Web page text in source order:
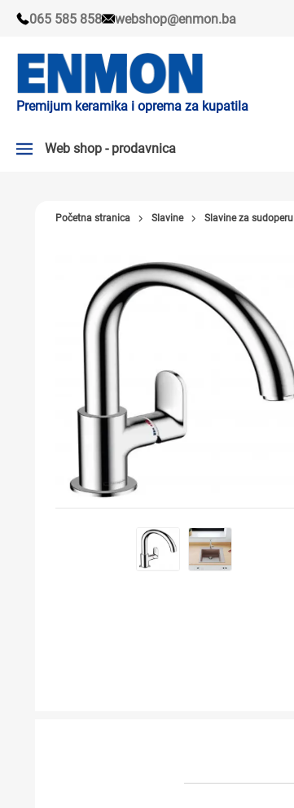
065 585 858 webshop@enmon.ba
Premijum keramika i oprema za kupatila
Web shop - prodavnica
KADE I TUŠ KABINE
SANITARIJE
TUŠEVI
BOJLERI
LAJSNE ZA PLOČICE
Početna stranica Slavine Slavine za sudoperu